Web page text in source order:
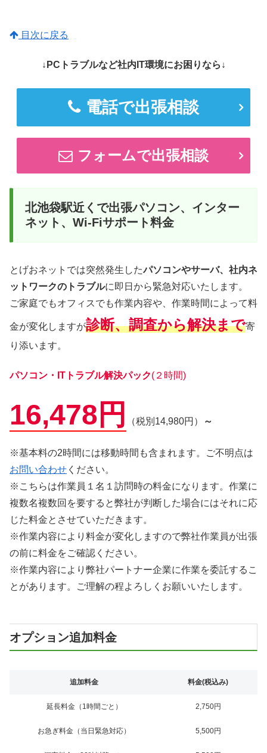
目次に戻る
↓PCトラブルなど社内IT環境にお困りなら↓
電話で出張相談
フォームで出張相談
北池袋駅近くで出張パソコン、インター
ネット、Wi-Fiサポート料金
とげおネットでは突然発生したパソコンやサーバ、社内ネ
ットワークのトラブルに即日から緊急対応いたします。
ご家庭でもオフィスでも作業内容や、作業時間によって料
金が変化しますが診断、調査から解決まで寄
り添います。
パソコン・ITトラブル解決パック(２時間)
16,478円 （税別14,980円） ～
※基本料の2時間には移動時間も含まれます。ご不明点は
お問い合わせ ください。
※こちらは作業員１名１訪問時の料金になります。作業に
複数名複数回を要すると弊社が判断した場合にはそれに応
じた料金とさせていただきます。
※作業内容により料金が変化しますので弊社作業員が出張
の前に料金をご確認ください。
※作業内容により弊社パートナー企業に作業を委託するこ
とがあります。ご理解の程よろしくお願いいたします。
オプション追加料金
追加料金 料金(税込み)
延長料金（1時間ごと） 2,750円
お急ぎ料金（当日緊急対応） 5,500円